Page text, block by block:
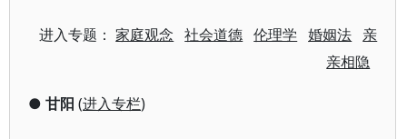
进入专题：家庭观念 社会道德 伦理学 婚姻法 亲
亲相隐
● 甘阳 (进入专栏)